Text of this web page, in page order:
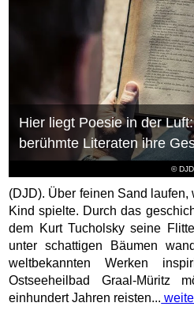
©
Hier liegt Poesie in der
berühmte Literaten ihre
(DJD). Über feinen Sand
Kind spielte. Durch das
dem Kurt Tucholsky seine
unter schattigen Bäumen
weltbekannten Werken
Ostseeheilbad Graal-Müritz
einhundert Jahren reisten...